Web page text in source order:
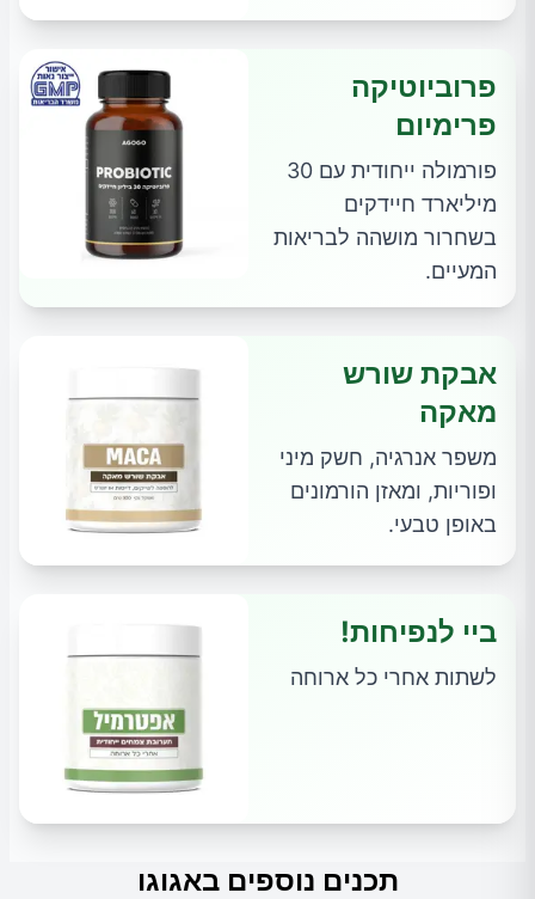
פרוביוטיקה
פרימיום
פורמולה ייחודית עם 30
מיליארד חיידקים
בשחרור מושהה לבריאות
המעיים.
אבקת שורש
מאקה
משפר אנרגיה, חשק מיני
ופוריות, ומאזן הורמונים
באופן טבעי.
ביי לנפיחות!
לשתות אחרי כל ארוחה
תכנים נוספים באגוגו